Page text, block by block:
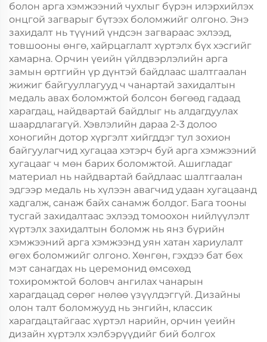
болон арга хэмжээний чухлыг бүрэн илэрхийлэх
онцгой загварыг бүтээх боломжийг олгоно. Энэ
захидалт нь түүний үндсэн загвараас эхлээд,
товшооны өнгө, хайрцаглалт хүртэлх бүх хэсгийг
хамарна. Орчин үеийн үйлдвэрлэлийн арга
замын өртгийн үр дүнтэй байдлаас шалтгаалан
жижиг байгууллагууд ч чанартай захидалтын
медаль авах боломжтой болсон бөгөөд гадаад
харагдац, найдвартай байдлыг нь алдагдуулах
шаардлагагүй. Хэвлэлийн дараа 2-3 долоо
хоногийн дотор хүргэлт хийгддэг тул зохион
байгуулагчид хугацаа хэтэрч буй арга хэмжээний
хугацааг ч мөн барих боломжтой. Ашигладаг
материал нь найдвартай байдлаас шалтгаалан
эдгээр медаль нь хүлээн авагчид удаан хугацаанд
хадгалж, санаж байх санамж болдог. Бага тооны
тусгай захидалтаас эхлээд томоохон нийлүүлэлт
хүртэлх захидалтын боломж нь янз бүрийн
хэмжээний арга хэмжээнд уян хатан хариулалт
өгөх боломжийг олгоно. Хөнгөн, гэхдээ бат бөх
мэт санагдах нь церемонид өмсөхөд
тохиромжтой боловч ангилах чанарын
харагдацад сөрөг нөлөө үзүүлдэггүй. Дизайны
олон талт боломжууд нь энгийн, классик
харагдацтайгаас хүртэл нарийн, орчин үеийн
дизайн хүртэлх хэлбэрүүдийг бий болгох